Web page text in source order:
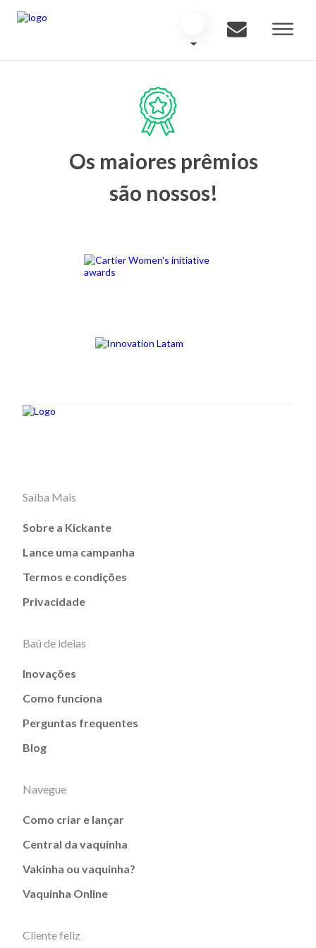
Os maiores prêmios
são nossos!
Saiba Mais
Sobre a Kickante
Lance uma campanha
Termos e condições
Privacidade
Baú de ideias
Inovações
Como funciona
Perguntas frequentes
Blog
Navegue
Como criar e lançar
Central da vaquinha
Vakinha ou vaquinha?
Vaquinha Online
Cliente feliz